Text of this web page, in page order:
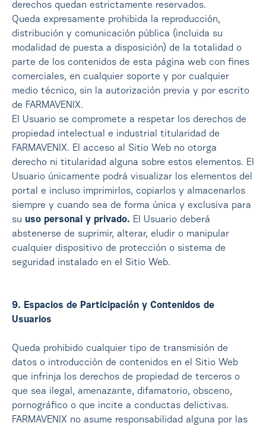
derechos quedan estrictamente reservados.
Queda expresamente prohibida la reproducción,
distribución y comunicación pública (incluida su
modalidad de puesta a disposición) de la totalidad o
parte de los contenidos de esta página web con fines
comerciales, en cualquier soporte y por cualquier
medio técnico, sin la autorización previa y por escrito
de FARMAVENIX.
El Usuario se compromete a respetar los derechos de
propiedad intelectual e industrial titularidad de
FARMAVENIX. El acceso al Sitio Web no otorga
derecho ni titularidad alguna sobre estos elementos. El
Usuario únicamente podrá visualizar los elementos del
portal e incluso imprimirlos, copiarlos y almacenarlos
siempre y cuando sea de forma única y exclusiva para
su uso personal y privado. El Usuario deberá
abstenerse de suprimir, alterar, eludir o manipular
cualquier dispositivo de protección o sistema de
seguridad instalado en el Sitio Web.
9. Espacios de Participación y Contenidos de
Usuarios
Queda prohibido cualquier tipo de transmisión de
datos o introducción de contenidos en el Sitio Web
que infrinja los derechos de propiedad de terceros o
que sea ilegal, amenazante, difamatorio, obsceno,
pornográfico o que incite a conductas delictivas.
FARMAVENIX no asume responsabilidad alguna por las